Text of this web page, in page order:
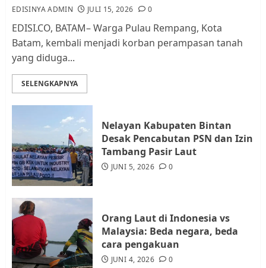
AGUSTUS 1, 2026
4
Warga Rempang Ajukan
Audiensi dengan Wali Kota
Tim Advokasi Desak BP Batam
Berhenti Merampas Tanah
EDISINYA ADMIN JULI 15, 2026 0
EDISI.CO, BATAM– Warga Pulau Rempang, Kota
Batam, kembali menjadi korban perampasan tanah
yang diduga...
SELENGKAPNYA
Nelayan Kabupaten Bintan
Desak Pencabutan PSN dan Izin
Tambang Pasir Laut
JUNI 5, 2026 0
Orang Laut di Indonesia vs
Malaysia: Beda negara, beda
cara pengakuan
JUNI 4, 2026 0